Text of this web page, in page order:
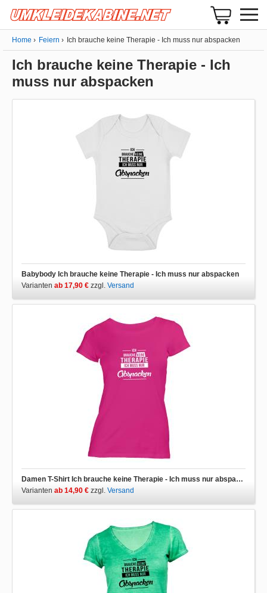
Home Feiern Ich brauche keine Therapie - Ich muss nur abspacken
Ich brauche keine Therapie - Ich
muss nur abspacken
Babybody Ich brauche keine Therapie - Ich muss nur abspacken
Varianten ab 17,90 € zzgl. Versand
Damen T-Shirt Ich brauche keine Therapie - Ich muss nur abspacken
Varianten ab 14,90 € zzgl. Versand